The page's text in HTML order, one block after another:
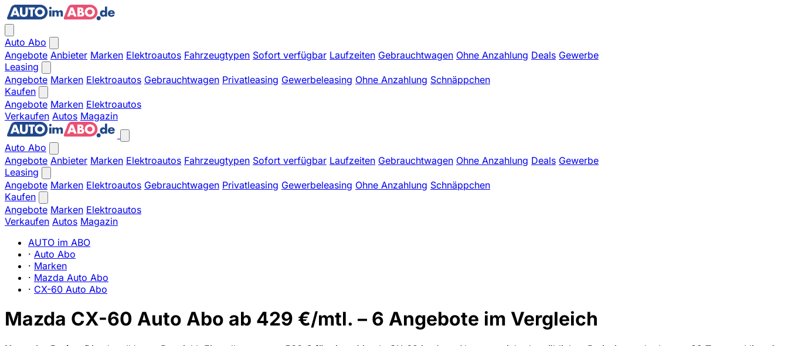
Auto Abo
Angebote Anbieter Marken Elektroautos Fahrzeugtypen Sofort verfügbar Laufzeiten Gebrauchtwagen Ohne Anzahlung Deals Gewerbe
Leasing
Angebote Marken Elektroautos Gebrauchtwagen Privatleasing Gewerbeleasing Ohne Anzahlung Schnäppchen
Kaufen
Angebote Marken Elektroautos
Verkaufen Autos Magazin
Auto Abo
Angebote Anbieter Marken Elektroautos Fahrzeugtypen Sofort verfügbar Laufzeiten Gebrauchtwagen Ohne Anzahlung Deals Gewerbe
Leasing
Angebote Marken Elektroautos Gebrauchtwagen Privatleasing Gewerbeleasing Ohne Anzahlung Schnäppchen
Kaufen
Angebote Marken Elektroautos
Verkaufen Autos Magazin
AUTO im ABO
· Auto Abo
· Marken
· Mazda Auto Abo
· CX-60 Auto Abo
Mazda CX-60 Auto Abo ab 429 €/mtl. – 6 Angebote im Vergleich